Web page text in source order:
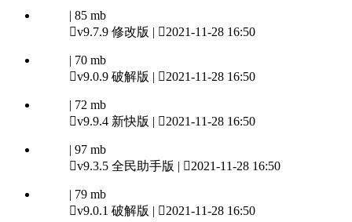
| 85 mb
v9.7.9 修改版 | 2021-11-28 16:50
| 70 mb
v9.0.9 破解版 | 2021-11-28 16:50
| 72 mb
v9.9.4 新快版 | 2021-11-28 16:50
| 97 mb
v9.3.5 全民助手版 | 2021-11-28 16:50
| 79 mb
v9.0.1 破解版 | 2021-11-28 16:50